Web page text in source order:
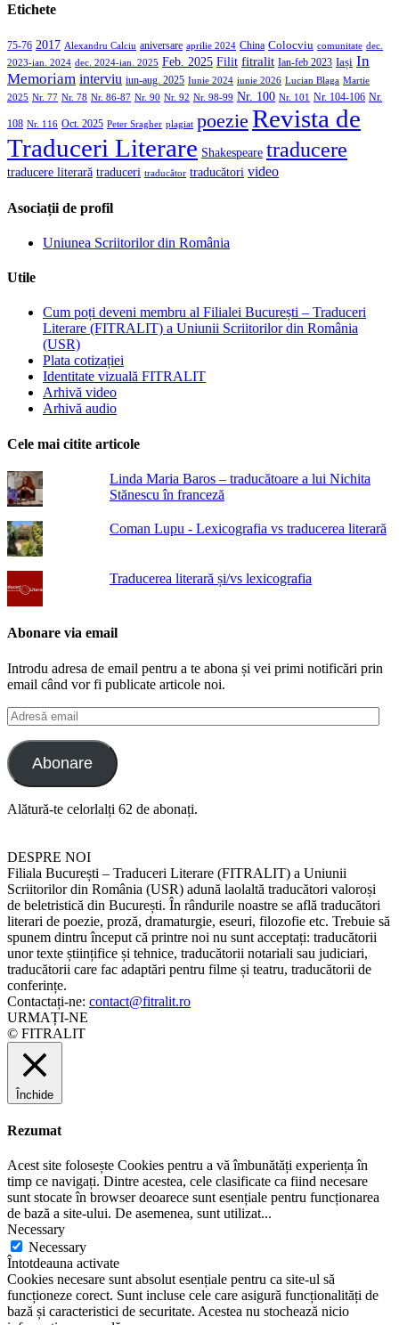
Etichete
75-76 2017 Alexandru Calciu aniversare aprilie 2024 China Colocviu comunitate dec.
2023-ian. 2024 dec. 2024-ian. 2025 Feb. 2025 Filit fitralit Ian-feb 2023 Iași In
Memoriam interviu iun-aug. 2025 Iunie 2024 iunie 2026 Lucian Blaga Martie
2025 Nr. 77 Nr. 78 Nr. 86-87 Nr. 90 Nr. 92 Nr. 98-99 Nr. 100 Nr. 101 Nr. 104-106 Nr.
108 Nr. 116 Oct. 2025 Peter Sragher plagiat poezie Revista de
Traduceri Literare Shakespeare traducere
traducere literară traduceri traducător traducători video
Asociații de profil
Uniunea Scriitorilor din România
Utile
Cum poți deveni membru al Filialei București – Traduceri
Literare (FITRALIT) a Uniunii Scriitorilor din România
(USR)
Plata cotizației
Identitate vizuală FITRALIT
Arhivă video
Arhivă audio
Cele mai citite articole
Linda Maria Baros – traducătoare a lui Nichita
Stănescu în franceză
Coman Lupu - Lexicografia vs traducerea literară
Traducerea literară și/vs lexicografia
Abonare via email
Introdu adresa de email pentru a te abona și vei primi notificări prin
email când vor fi publicate articole noi.
Adresă
email
Abonare
Alătură-te celorlalți 62 de abonați.
DESPRE NOI
Filiala București – Traduceri Literare (FITRALIT) a Uniunii
Scriitorilor din România (USR) adună laolaltă traducători valoroși
de beletristică din București. În rândurile noastre se află traducători
literari de poezie, proză, dramaturgie, eseuri, filozofie etc. Trebuie să
spunem dintru început că printre noi nu sunt acceptați: traducătorii
unor texte științifice și tehnice, traducătorii notariali sau judiciari,
traducătorii care fac adaptări pentru filme și teatru, traducătorii de
conferințe.
Contactați-ne: contact@fitralit.ro
URMAȚI-NE
© FITRALIT
Închide
Rezumat
Acest site folosește Cookies pentru a vă îmbunătăți experiența în
timp ce navigați. Dintre acestea, cele clasificate ca fiind necesare
sunt stocate în browser deoarece sunt esențiale pentru funcționarea
de bază a site-ului. De asemenea, sunt utilizat...
Necessary
Necessary
Întotdeauna activate
Cookies necesare sunt absolut esențiale pentru ca site-ul să
funcționeze corect. Sunt incluse cele care asigură funcționalități de
bază și caracteristici de securitate. Acestea nu stochează nicio